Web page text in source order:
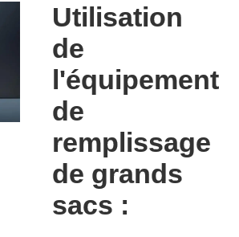
Utilisation
de
l'équipement
de
remplissage
de grands
sacs :